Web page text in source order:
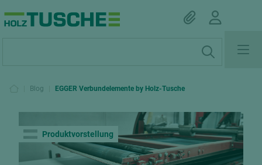
Blog EGGER Verbundelemente by Holz-Tusche
Produktvorstellung